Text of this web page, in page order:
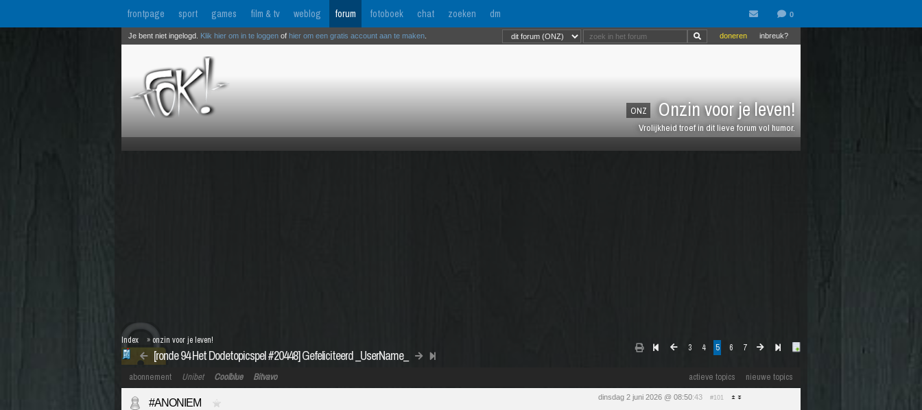
frontpage sport games film & tv weblog forum fotoboek chat zoeken dm
ONZ Onzin voor je leven!
Vrolijkheid troef in dit lieve forum vol humor.
inbreuk?
doneren
Je bent niet ingelogd. Klik hier om in te loggen of hier om een gratis account aan te maken
3 4 5 6 7
[ronde 94 Het Dodetopicspel #20448] Gefeliciteerd _UserName_
Index » onzin voor je leven!
actieve topics nieuwe topics
abonnement Unibet Coolblue Bitvavo
dinsdag 2 juni 2026 @ 08:50:43 #101
#ANONIEM